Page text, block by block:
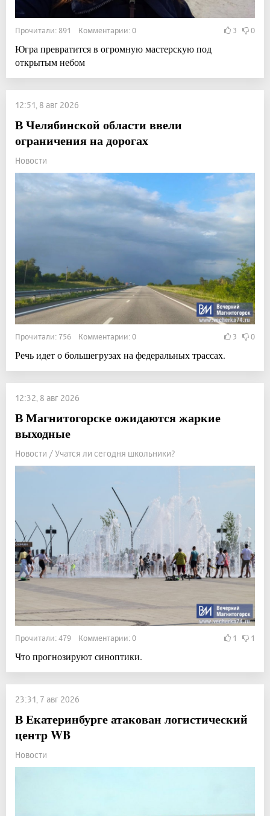
Прочитали: 891 Комментарии: 0 3 0
Югра превратится в огромную мастерскую под
открытым небом
12:51, 8 авг 2026
В Челябинской области ввели
ограничения на дорогах
Новости
Прочитали: 756 Комментарии: 0 3 0
Речь идет о большегрузах на федеральных трассах.
12:32, 8 авг 2026
В Магнитогорске ожидаются жаркие
выходные
Новости / Учатся ли сегодня школьники?
Прочитали: 479 Комментарии: 0 1 1
Что прогнозируют синоптики.
23:31, 7 авг 2026
В Екатеринбурге атакован логистический
центр WB
Новости